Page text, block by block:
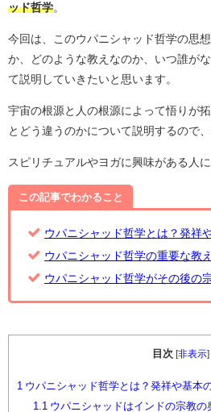
ッド哲学
今回は、このウパニシャッド哲学の思
か、どのような教えなのか、いつ誰が
て説明していきたいと思います。
宇宙の根源と人の根源によって悟りが
とどう違うのかについて説明するので
スピリチュアルやヨガに興味がある人
この記事でわかること
ウパニシャッド哲学とは？発祥
ウパニシャッド哲学の重要な教
ウパニシャッド哲学がその後の
目次 非表示]
1 ウパニシャッド哲学とは？発祥や基本
1.1 ウパニシャッドはインドの宗教の